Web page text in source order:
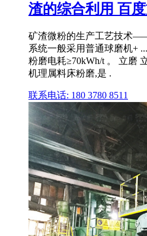
渣的综合利用 百
矿渣微粉的生产工艺技术
系统一般采用普通球磨机+
粉磨电耗≥70kWh/t 。 立磨
机理属料床粉磨,是 .
联系电话: 180 3780 8511